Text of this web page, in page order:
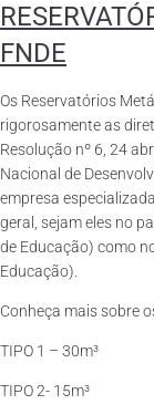
FNDE
Os Reservatórios
rigorosamente as
Resolução nº 6, 24
Nacional de
empresa
geral, sejam eles no
de Educação) como
Educação).
Conheça mais sobre
TIPO 1 – 30m³
TIPO 2- 15m³